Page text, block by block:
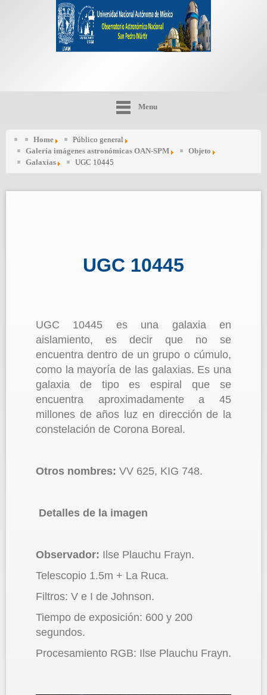
Menu
Home
Público general
Galería imágenes astronómicas OAN-SPM
Objeto
Galaxias
UGC 10445
UGC 10445
UGC 10445 es una galaxia en
aislamiento, es decir que no se
encuentra dentro de un grupo o cúmulo,
como la mayoría de las galaxias. Es una
galaxia de tipo es espiral que se
encuentra aproximadamente a 45
millones de años luz en dirección de la
constelación de Corona Boreal.
Otros nombres: VV 625, KIG 748.
Detalles de la imagen
Observador: Ilse Plauchu Frayn.
Telescopio 1.5m + La Ruca.
Filtros: V e I de Johnson.
Tiempo de exposición: 600 y 200
segundos.
Procesamiento RGB: Ilse Plauchu Frayn.